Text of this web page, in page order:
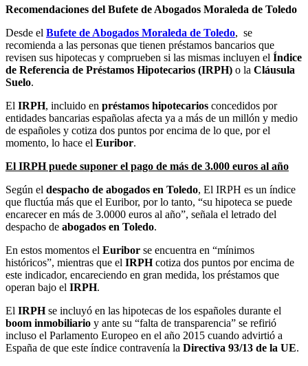
Recomendaciones del Bufete de Abogados Moraleda de Toledo
Desde el Bufete de Abogados Moraleda de Toledo, se
recomienda a las personas que tienen préstamos bancarios que
revisen sus hipotecas y comprueben si las mismas incluyen el Índice
de Referencia de Préstamos Hipotecarios (IRPH) o la Cláusula
Suelo.
El IRPH, incluido en préstamos hipotecarios concedidos por
entidades bancarias españolas afecta ya a más de un millón y medio
de españoles y cotiza dos puntos por encima de lo que, por el
momento, lo hace el Euribor.
El IRPH puede suponer el pago de más de 3.000 euros al año
Según el despacho de abogados en Toledo, El IRPH es un índice
que fluctúa más que el Euribor, por lo tanto, “su hipoteca se puede
encarecer en más de 3.0000 euros al año”, señala el letrado del
despacho de abogados en Toledo.
En estos momentos el Euribor se encuentra en “mínimos
históricos”, mientras que el IRPHcotiza dos puntos por encima de
este indicador, encareciendo en gran medida, los préstamos que
operan bajo el IRPH.
El IRPHse incluyó en las hipotecas de los españoles durante el
boom inmobiliario y ante su “falta de transparencia” se refirió
incluso el Parlamento Europeo en el año 2015 cuando advirtió a
España de que este índice contravenía la Directiva 93/13 de la UE.